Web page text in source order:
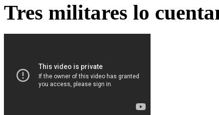
Tres militares lo